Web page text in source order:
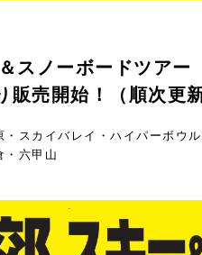
スノーボードツアー
販売開始！（順次更新
・スカイバレイ・ハイパーボウ
・六甲山